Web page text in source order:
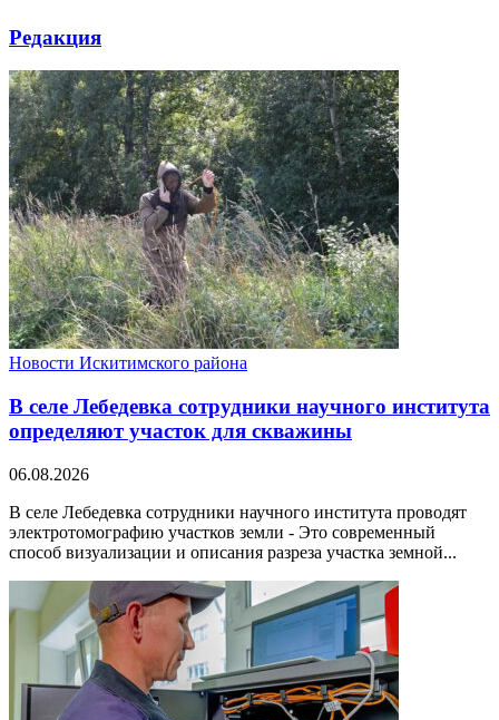
Редакция
Новости Искитимского района
В селе Лебедевка сотрудники научного института
определяют участок для скважины
06.08.2026
В селе Лебедевка сотрудники научного института проводят
электротомографию участков земли - Это современный
способ визуализации и описания разреза участка земной...